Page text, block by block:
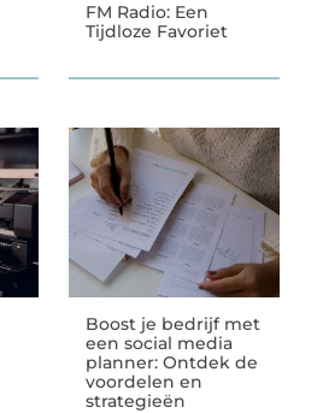
FM Radio: Een
Tijdloze Favoriet
Boost je bedrijf met
een social media
planner: Ontdek de
voordelen en
strategieën